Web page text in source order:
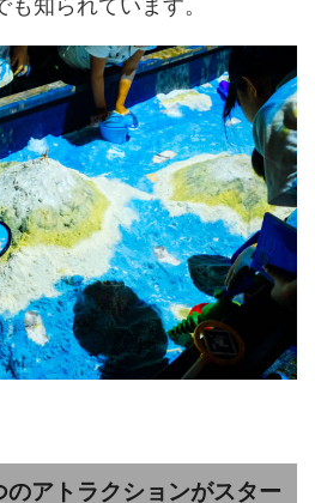
アトラクションがスター